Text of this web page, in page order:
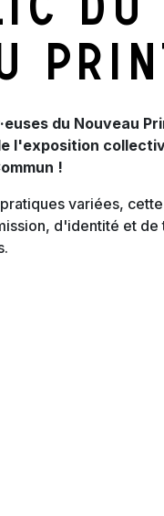
du
du Nouveau
l'exposition
!
variées,
d'identité et